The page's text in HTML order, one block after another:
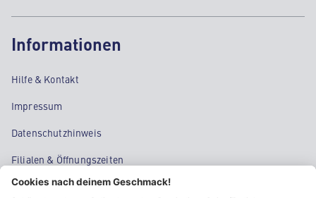
Informationen
Hilfe & Kontakt
Impressum
Datenschutzhinweis
Filialen & Öffnungszeiten
Kontakt